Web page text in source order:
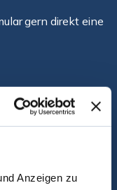
Anzeigen zu
gern direkt eine